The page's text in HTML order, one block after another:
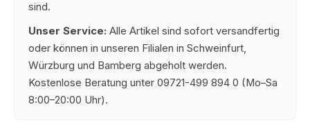
sind.
Unser Service: Alle Artikel sind sofort versandfertig
oder können in unseren Filialen in Schweinfurt,
Würzburg und Bamberg abgeholt werden.
Kostenlose Beratung unter 09721-499 894 0 (Mo–Sa
8:00–20:00 Uhr).